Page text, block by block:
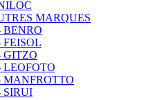
MARQUES
BENRO
FEISOL
GITZO
LEOFOTO
MANFROTTO
SIRUI